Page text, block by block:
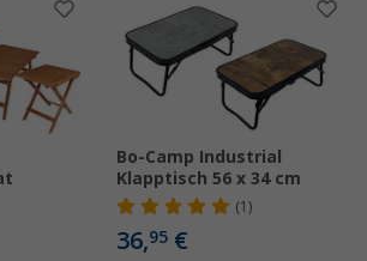
Bo-Camp Industrial
Klapptisch 56 x 34 cm
(1)
36,95 €